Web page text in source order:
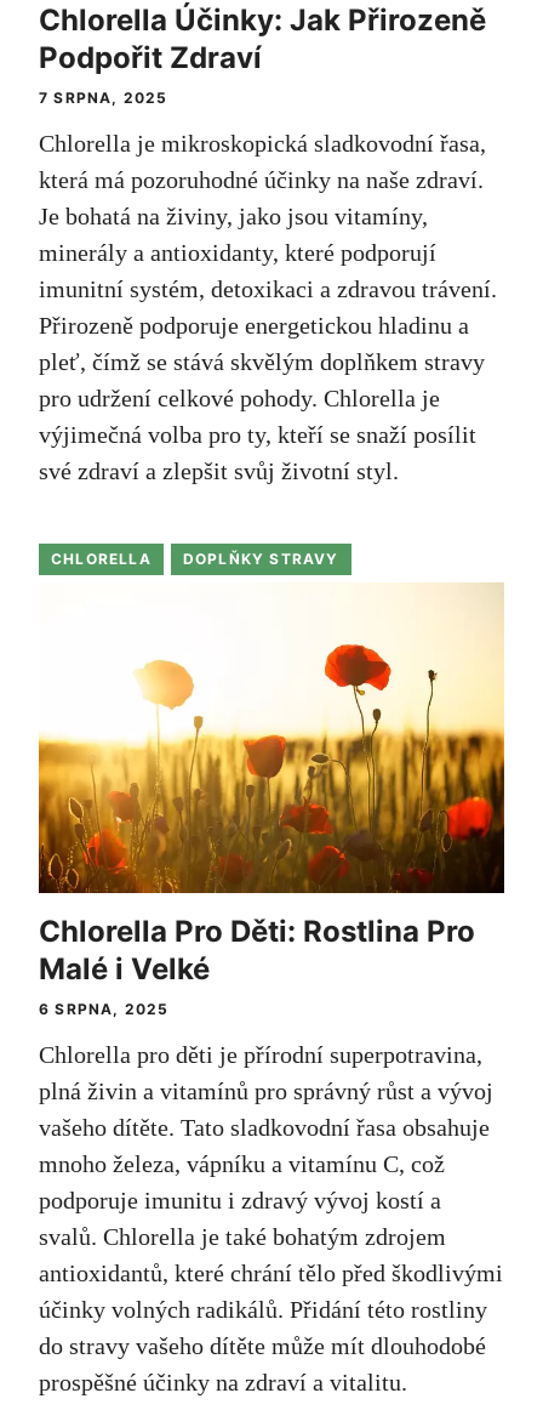
Chlorella Účinky: Jak Přirozeně
Podpořit Zdraví
7 SRPNA, 2025
Chlorella je mikroskopická sladkovodní řasa,
která má pozoruhodné účinky na naše zdraví.
Je bohatá na živiny, jako jsou vitamíny,
minerály a antioxidanty, které podporují
imunitní systém, detoxikaci a zdravou trávení.
Přirozeně podporuje energetickou hladinu a
pleť, čímž se stává skvělým doplňkem stravy
pro udržení celkové pohody. Chlorella je
výjimečná volba pro ty, kteří se snaží posílit
své zdraví a zlepšit svůj životní styl.
CHLORELLA DOPLŇKY STRAVY
Chlorella Pro Děti: Rostlina Pro
Malé i Velké
6 SRPNA, 2025
Chlorella pro děti je přírodní superpotravina,
plná živin a vitamínů pro správný růst a vývoj
vašeho dítěte. Tato sladkovodní řasa obsahuje
mnoho železa, vápníku a vitamínu C, což
podporuje imunitu i zdravý vývoj kostí a
svalů. Chlorella je také bohatým zdrojem
antioxidantů, které chrání tělo před škodlivými
účinky volných radikálů. Přidání této rostliny
do stravy vašeho dítěte může mít dlouhodobé
prospěšné účinky na zdraví a vitalitu.